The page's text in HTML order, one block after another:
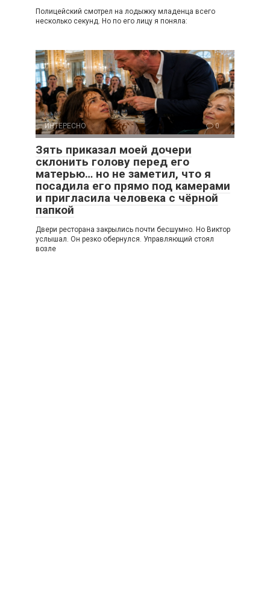
Полицейский смотрел на лодыжку младенца всего
несколько секунд. Но по его лицу я поняла:
ИНТЕРЕСНО 0
Зять приказал моей дочери
склонить голову перед его
матерью… но не заметил, что я
посадила его прямо под камерами
и пригласила человека с чёрной
папкой
Двери ресторана закрылись почти бесшумно. Но Виктор
услышал. Он резко обернулся. Управляющий стоял
возле